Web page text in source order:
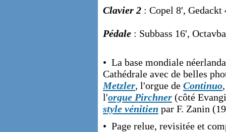
Clavier 2 : Copel 8', Gedackt
Pédale : Subbass 16',
• La base mondiale
Cathédrale avec de belles
Metzler, l'orgue de Continuo
l'orgue Pirchner (côté
style vénitien par F. Zanin
• Page relue, revisitée et